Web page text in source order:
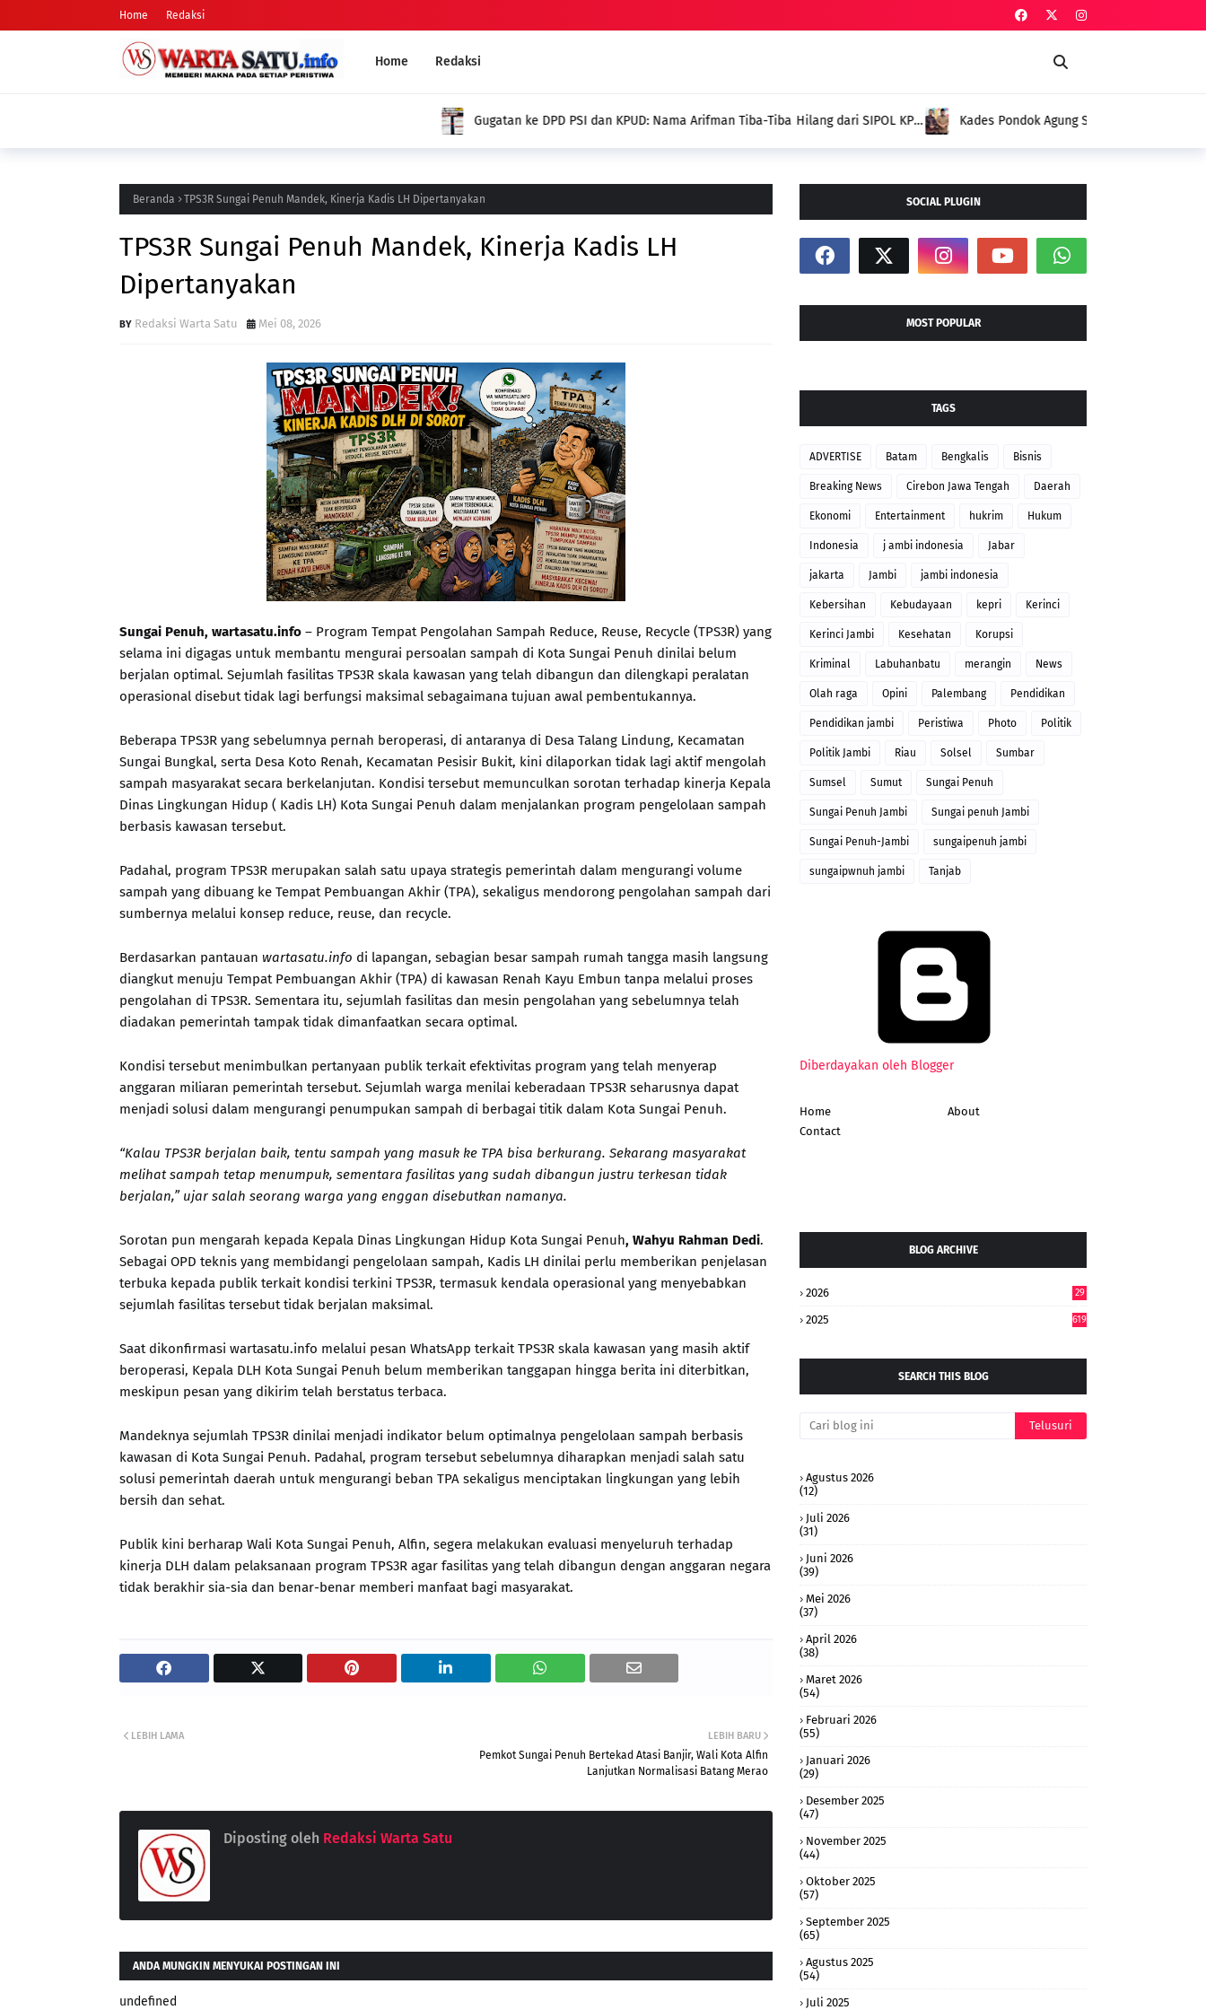
Home Redaksi
Home Redaksi
Gugatan ke DPD PSI dan KPUD: Nama Arifman Tiba-Tiba Hilang dari SIPOL KPU,
Kades Pondok Agung Sambut Baik Pengukuhan Penggerak HAM, Indra Jaya:
Beranda TPS3R Sungai Penuh Mandek, Kinerja Kadis LH Dipertanyakan
TPS3R Sungai Penuh Mandek, Kinerja Kadis LH
Dipertanyakan
Redaksi Warta Satu Mei 08, 2026
Sungai Penuh, wartasatu.info – Program Tempat Pengolahan Sampah Reduce, Reuse, Recycle (TPS3R) yang
selama ini digagas untuk membantu mengurai persoalan sampah di Kota Sungai Penuh dinilai belum
berjalan optimal. Sejumlah fasilitas TPS3R skala kawasan yang telah dibangun dan dilengkapi peralatan
operasional disebut tidak lagi berfungsi maksimal sebagaimana tujuan awal pembentukannya.
Beberapa TPS3R yang sebelumnya pernah beroperasi, di antaranya di Desa Talang Lindung, Kecamatan
Sungai Bungkal, serta Desa Koto Renah, Kecamatan Pesisir Bukit, kini dilaporkan tidak lagi aktif mengolah
sampah masyarakat secara berkelanjutan. Kondisi tersebut memunculkan sorotan terhadap kinerja Kepala
Dinas Lingkungan Hidup ( Kadis LH) Kota Sungai Penuh dalam menjalankan program pengelolaan sampah
berbasis kawasan tersebut.
Padahal, program TPS3R merupakan salah satu upaya strategis pemerintah dalam mengurangi volume
sampah yang dibuang ke Tempat Pembuangan Akhir (TPA), sekaligus mendorong pengolahan sampah dari
sumbernya melalui konsep reduce, reuse, dan recycle.
Berdasarkan pantauan wartasatu.info di lapangan, sebagian besar sampah rumah tangga masih langsung
diangkut menuju Tempat Pembuangan Akhir (TPA) di kawasan Renah Kayu Embun tanpa melalui proses
pengolahan di TPS3R. Sementara itu, sejumlah fasilitas dan mesin pengolahan yang sebelumnya telah
diadakan pemerintah tampak tidak dimanfaatkan secara optimal.
Kondisi tersebut menimbulkan pertanyaan publik terkait efektivitas program yang telah menyerap
anggaran miliaran pemerintah tersebut. Sejumlah warga menilai keberadaan TPS3R seharusnya dapat
menjadi solusi dalam mengurangi penumpukan sampah di berbagai titik dalam Kota Sungai Penuh.
“Kalau TPS3R berjalan baik, tentu sampah yang masuk ke TPA bisa berkurang. Sekarang masyarakat
melihat sampah tetap menumpuk, sementara fasilitas yang sudah dibangun justru terkesan tidak
berjalan,” ujar salah seorang warga yang enggan disebutkan namanya.
Sorotan pun mengarah kepada Kepala Dinas Lingkungan Hidup Kota Sungai Penuh, Wahyu Rahman Dedi.
Sebagai OPD teknis yang membidangi pengelolaan sampah, Kadis LH dinilai perlu memberikan penjelasan
terbuka kepada publik terkait kondisi terkini TPS3R, termasuk kendala operasional yang menyebabkan
sejumlah fasilitas tersebut tidak berjalan maksimal.
Saat dikonfirmasi wartasatu.info melalui pesan WhatsApp terkait TPS3R skala kawasan yang masih aktif
beroperasi, Kepala DLH Kota Sungai Penuh belum memberikan tanggapan hingga berita ini diterbitkan,
meskipun pesan yang dikirim telah berstatus terbaca.
Mandeknya sejumlah TPS3R dinilai menjadi indikator belum optimalnya pengelolaan sampah berbasis
kawasan di Kota Sungai Penuh. Padahal, program tersebut sebelumnya diharapkan menjadi salah satu
solusi pemerintah daerah untuk mengurangi beban TPA sekaligus menciptakan lingkungan yang lebih
bersih dan sehat.
Publik kini berharap Wali Kota Sungai Penuh, Alfin, segera melakukan evaluasi menyeluruh terhadap
kinerja DLH dalam pelaksanaan program TPS3R agar fasilitas yang telah dibangun dengan anggaran negara
tidak berakhir sia-sia dan benar-benar memberi manfaat bagi masyarakat.
LEBIH BARU
Pemkot Sungai Penuh Bertekad Atasi Banjir, Wali Kota Alfin
Lanjutkan Normalisasi Batang Merao
LEBIH LAMA
Diposting oleh Redaksi Warta Satu
ANDA MUNGKIN MENYUKAI POSTINGAN INI
undefined
SOCIAL PLUGIN
MOST POPULAR
TAGS
ADVERTISE Batam Bengkalis Bisnis
Breaking News Cirebon Jawa Tengah Daerah
Ekonomi Entertainment hukrim Hukum
Indonesia j ambi indonesia Jabar
jakarta Jambi jambi indonesia
Kebersihan Kebudayaan kepri Kerinci
Kerinci Jambi Kesehatan Korupsi
Kriminal Labuhanbatu merangin News
Olah raga Opini Palembang Pendidikan
Pendidikan jambi Peristiwa Photo Politik
Politik Jambi Riau Solsel Sumbar
Sumsel Sumut Sungai Penuh
Sungai Penuh Jambi Sungai penuh Jambi
Sungai Penuh-Jambi sungaipenuh jambi
sungaipwnuh jambi Tanjab
Diberdayakan oleh Blogger
Home
About
Contact
BLOG ARCHIVE
2026
29
2025 619
SEARCH THIS BLOG
Agustus 2026
(12)
Juli 2026
(31)
Juni 2026
(39)
Mei 2026
(37)
April 2026
(38)
Maret 2026
(54)
Februari 2026
(55)
Januari 2026
(29)
Desember 2025
(47)
November 2025
(44)
Oktober 2025
(57)
September 2025
(65)
Agustus 2025
(54)
Juli 2025